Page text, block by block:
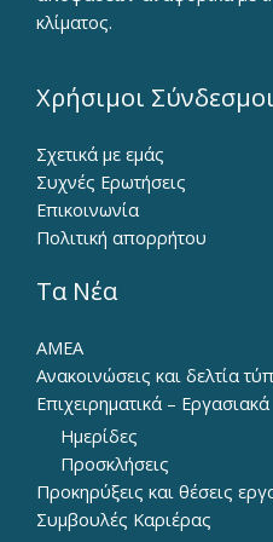
κλίματος.
Χρήσιμοι Σύνδεσμοι
Σχετικά με εμάς
Συχνές Ερωτήσεις
Επικοινωνία
Πολιτική απορρήτου
Τα Νέα
ΑΜΕΑ
Ανακοινώσεις και δελτία
Επιχειρηματικά – Εργασιακά
Ημερίδες
Προσκλήσεις
Προκηρύξεις και θέσεις
Συμβουλές Καριέρας